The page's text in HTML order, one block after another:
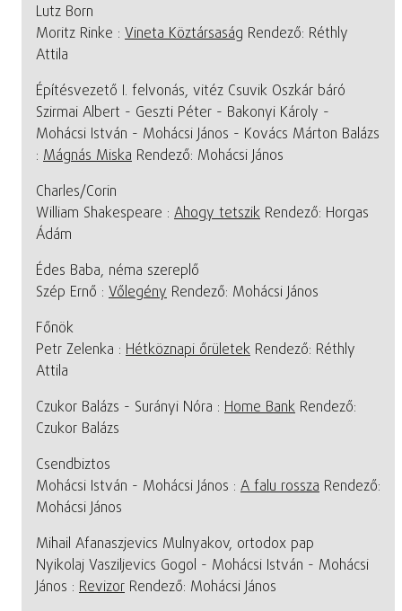
Lutz Born
Moritz Rinke : Vineta Köztársaság Rendező: Réthly
Attila
Építésvezető I. felvonás, vitéz Csuvik Oszkár báró
Szirmai Albert - Geszti Péter - Bakonyi Károly -
Mohácsi István - Mohácsi János - Kovács Márton Balázs
: Mágnás Miska Rendező: Mohácsi János
Charles/Corin
William Shakespeare : Ahogy tetszik Rendező: Horgas
Ádám
Édes Baba, néma szereplő
Szép Ernő : Vőlegény Rendező: Mohácsi János
Főnök
Petr Zelenka : Hétköznapi őrületek Rendező: Réthly
Attila
Czukor Balázs - Surányi Nóra : Home Bank Rendező:
Czukor Balázs
Csendbiztos
Mohácsi István - Mohácsi János : A falu rossza Rendező:
Mohácsi János
Mihail Afanaszjevics Mulnyakov, ortodox pap
Nyikolaj Vasziljevics Gogol - Mohácsi István - Mohácsi
János : Revizor Rendező: Mohácsi János